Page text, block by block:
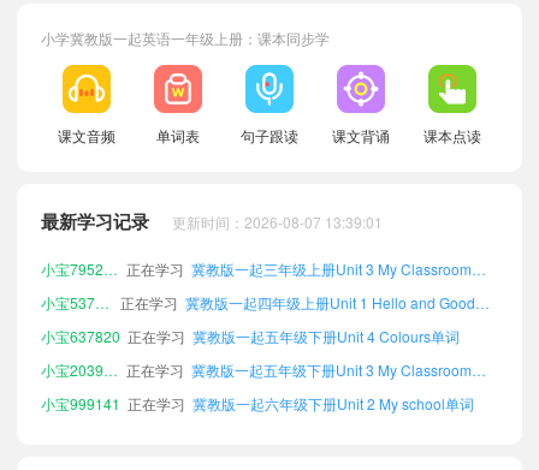
小学冀教版一起英语一年级上册：课本同步学
课文音频 单词表 句子跟读 课文背诵 课本点读
最新学习记录 更新时间：2026-08-07 13:39:01
小宝851105 正在学习 冀教版一起一年级下册Unit 2 My school单词
小宝385248 正在学习 冀教版一起二年级上册Unit 4 Colours单词
小宝795263 正在学习
冀教版一起三年级上册Unit 3 My Classroom单词
小宝537210 正在学习
冀教版一起四年级上册Unit 1 Hello and Goodbye单词
小宝637820 正在学习 冀教版一起五年级下册Unit 4 Colours单词
小宝203994 正在学习
冀教版一起五年级下册Unit 3 My Classroom单词
小宝999141 正在学习 冀教版一起六年级下册Unit 2 My school单词